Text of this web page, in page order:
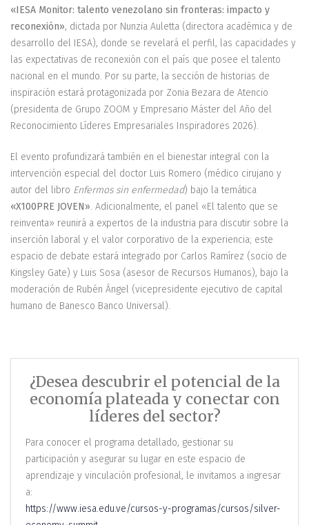
«IESA Monitor: talento venezolano sin fronteras: impacto y
reconexión», dictada por Nunzia Auletta (directora académica y de
desarrollo del IESA), donde se revelará el perfil, las capacidades y
las expectativas de reconexión con el país que posee el talento
nacional en el mundo. Por su parte, la sección de historias de
inspiración estará protagonizada por Zonia Bezara de Atencio
(presidenta de Grupo ZOOM y Empresario Máster del Año del
Reconocimiento Líderes Empresariales Inspiradores 2026).
El evento profundizará también en el bienestar integral con la
intervención especial del doctor Luis Romero (médico cirujano y
autor del libro Enfermos sin enfermedad) bajo la temática
«X100PRE JOVEN». Adicionalmente, el panel «El talento que se
reinventa» reunirá a expertos de la industria para discutir sobre la
inserción laboral y el valor corporativo de la experiencia; este
espacio de debate estará integrado por Carlos Ramírez (socio de
Kingsley Gate) y Luis Sosa (asesor de Recursos Humanos), bajo la
moderación de Rubén Ángel (vicepresidente ejecutivo de capital
humano de Banesco Banco Universal).
¿Desea descubrir el potencial de la
economía plateada y conectar con
líderes del sector?
Para conocer el programa detallado, gestionar su
participación y asegurar su lugar en este espacio de
aprendizaje y vinculación profesional, le invitamos a ingresar
a:
https://www.iesa.edu.ve/cursos-y-programas/cursos/silver-